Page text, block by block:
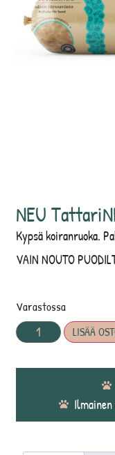
NEU
Kypsä koiranruoka.
VAIN NOUTO
Varastossa
LISÄÄ